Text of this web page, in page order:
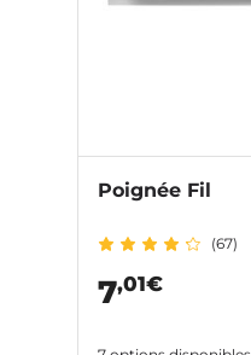
Poignée Fil
(67)
7,01€